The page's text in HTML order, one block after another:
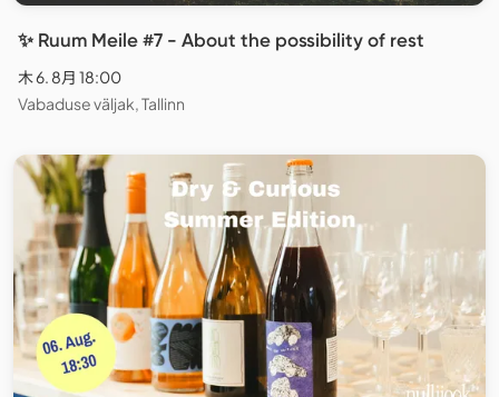
✨ Ruum Meile #7 - About the possibility of rest
木 6. 8月 18:00
Vabaduse väljak, Tallinn